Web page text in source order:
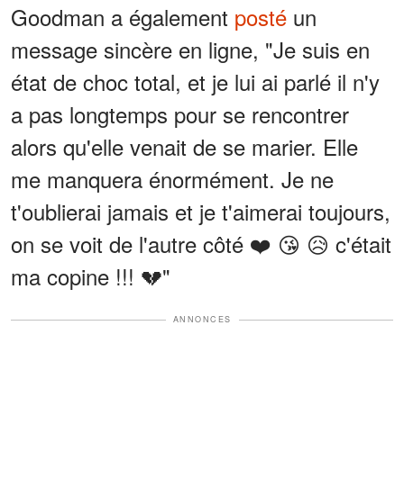
Goodman a également posté un
message sincère en ligne, "Je suis en
état de choc total, et je lui ai parlé il n'y
a pas longtemps pour se rencontrer
alors qu'elle venait de se marier. Elle
me manquera énormément. Je ne
t'oublierai jamais et je t'aimerai toujours,
on se voit de l'autre côté ❤️ 😘 😥 c'était
ma copine !!! 💔"
ANNONCES